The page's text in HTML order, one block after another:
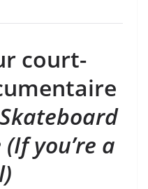
court-
you’re a